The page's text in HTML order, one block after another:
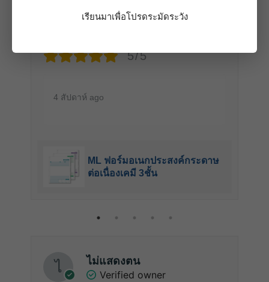
Verified owner
5/5
4 สัปดาห์ ago
ML ฟอร์มอเนกประสงค์กระดาษ
ต่อเนื่องเคมี 3ชั้น
ไม่แสดงตน
Verified owner
เรียนมาเพื่อโปรดระมัดระวัง